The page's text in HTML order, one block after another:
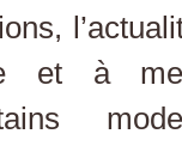
et à